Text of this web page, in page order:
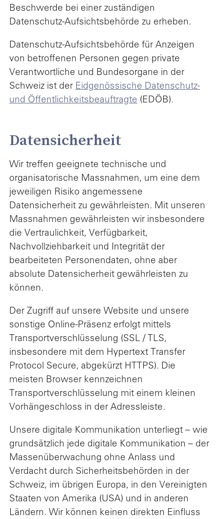
Beschwerde bei einer zuständigen
Datenschutz-Aufsichtsbehörde zu erheben.
Datenschutz-Aufsichtsbehörde für Anzeigen
von betroffenen Personen gegen private
Verantwortliche und Bundesorgane in der
Schweiz ist der Eidgenössische Datenschutz-
und Öffentlichkeitsbeauftragte (EDÖB).
Datensicherheit
Wir treffen geeignete technische und
organisatorische Massnahmen, um eine dem
jeweiligen Risiko angemessene
Datensicherheit zu gewährleisten. Mit unseren
Massnahmen gewährleisten wir insbesondere
die Vertraulichkeit, Verfügbarkeit,
Nachvollziehbarkeit und Integrität der
bearbeiteten Personendaten, ohne aber
absolute Datensicherheit gewährleisten zu
können.
Der Zugriff auf unsere Website und unsere
sonstige Online-Präsenz erfolgt mittels
Transportverschlüsselung (SSL / TLS,
insbesondere mit dem Hypertext Transfer
Protocol Secure, abgekürzt HTTPS). Die
meisten Browser kennzeichnen
Transportverschlüsselung mit einem kleinen
Vorhängeschloss in der Adressleiste.
Unsere digitale Kommunikation unterliegt – wie
grundsätzlich jede digitale Kommunikation – der
Massenüberwachung ohne Anlass und
Verdacht durch Sicherheitsbehörden in der
Schweiz, im übrigen Europa, in den Vereinigten
Staaten von Amerika (USA) und in anderen
Ländern. Wir können keinen direkten Einfluss